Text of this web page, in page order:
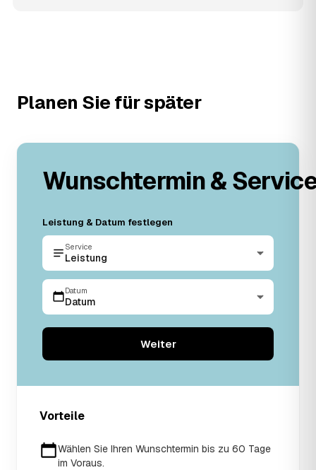
Planen Sie für später
Wunschtermin &
Leistung & Datum festlegen
Service
Leistung
Datum
Datum
Weiter
Vorteile
Wählen Sie Ihren Wunschtermin bis zu 60 Tage
im Voraus.